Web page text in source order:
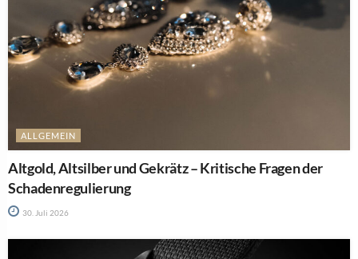
ALLGEMEIN
Altgold, Altsilber und Gekrätz – Kritische Fragen der
Schadenregulierung
30. Juli 2026